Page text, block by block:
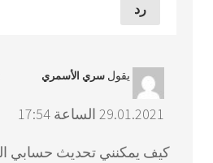
رد
يقول سري الأسمري
29.01.2021 الساعة 17:54
كيف يمكنني تحديث حسابي